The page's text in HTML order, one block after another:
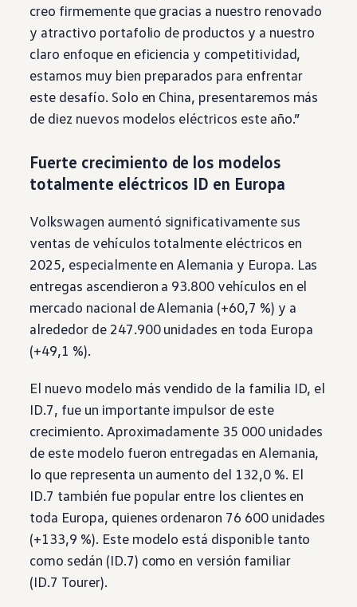
creo firmemente que gracias a nuestro renovado
y atractivo portafolio de productos y a nuestro
claro enfoque en eficiencia y competitividad,
estamos muy bien preparados para enfrentar
este desafío. Solo en China, presentaremos más
de diez nuevos modelos eléctricos este año.”
Fuerte crecimiento de los modelos
totalmente eléctricos ID en Europa
Volkswagen aumentó significativamente sus
ventas de vehículos totalmente eléctricos en
2025, especialmente en Alemania y Europa. Las
entregas ascendieron a 93.800 vehículos en el
mercado nacional de Alemania (+60,7 %) y a
alrededor de 247.900 unidades en toda Europa
(+49,1 %).
El nuevo modelo más vendido de la familia ID, el
ID.7, fue un importante impulsor de este
crecimiento. Aproximadamente 35 000 unidades
de este modelo fueron entregadas en Alemania,
lo que representa un aumento del 132,0 %. El
ID.7 también fue popular entre los clientes en
toda Europa, quienes ordenaron 76 600 unidades
(+133,9 %). Este modelo está disponible tanto
como sedán (ID.7) como en versión familiar
(ID.7 Tourer).